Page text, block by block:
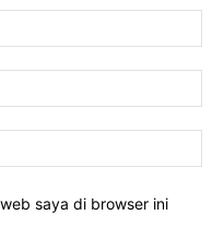
saya di browser ini